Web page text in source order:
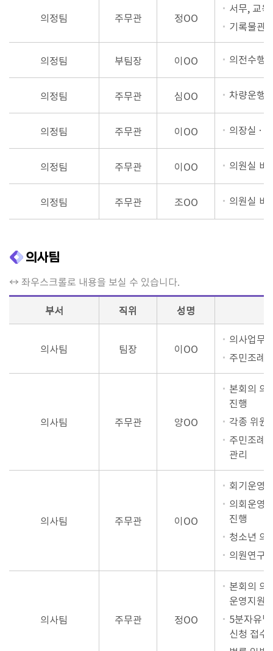
의정팀 주무관 정OO
서무, 교
기록물관
의정팀 부팀장 이OO 의전수행,
의정팀 주무관 심OO 차량운행
의정팀 주무관 이OO 의장실 ·
의정팀 주무관 이OO 의원실 비
의정팀 주무관 조OO 의원실 비
의사팀
↔ 좌우스크롤로 내용을 보실 수 있습니다.
부서
직위 성명
의사팀 팀장 이OO
의사업무
주민조례
의사팀 주무관 양OO
본회의 의
진행
각종 위원
주민조례
관리
의사팀 주무관 이OO
회기운영
의회운영
진행
청소년 의
의원연구
의사팀 주무관 정OO
본회의 의
운영지원
5분자유
신청 접수